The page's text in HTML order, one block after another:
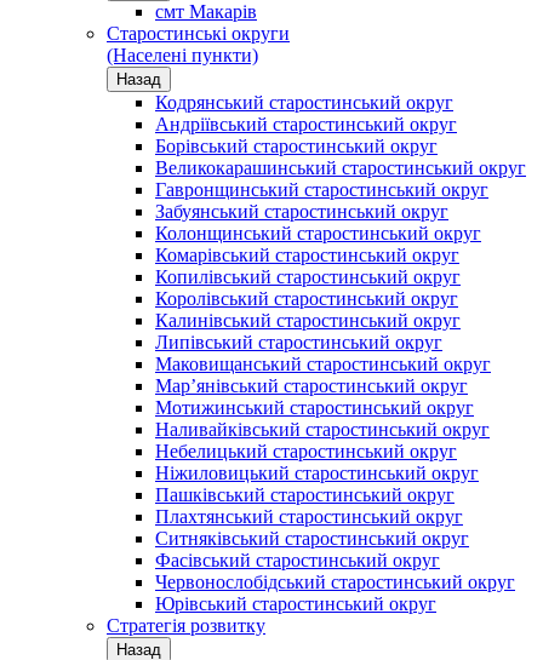
смт Макарів
Старостинські округи
(Населені пункти)
Назад
Кодрянський старостинський округ
Андріївський старостинський округ
Борівський старостинський округ
Великокарашинський старостинський округ
Гавронщинський старостинський округ
Забуянський старостинський округ
Колонщинський старостинський округ
Комарівський старостинський округ
Копилівський старостинський округ
Королівський старостинський округ
Калинівський старостинський округ
Липівський старостинський округ
Маковищанський старостинський округ
Мар’янівський старостинський округ
Мотижинський старостинський округ
Наливайківський старостинський округ
Небелицький старостинський округ
Ніжиловицький старостинський округ
Пашківський старостинський округ
Плахтянський старостинський округ
Ситняківський старостинський округ
Фасівський старостинський округ
Червонослобідський старостинський округ
Юрівський старостинський округ
Стратегія розвитку
Назад